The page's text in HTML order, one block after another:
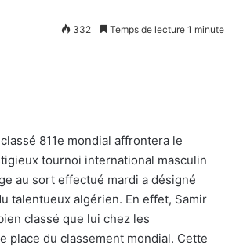
332 Temps de lecture 1 minute
811e mondial affrontera le
tournoi international masculin
au sort effectué mardi a désigné
talentueux algérien. En effet, Samir
classé que lui chez les
place du classement mondial. Cette